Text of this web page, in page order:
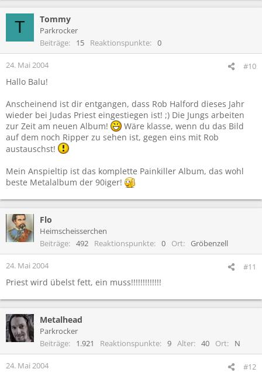
T Tommy
Parkrocker
Beiträge
15 Reaktionspunkte 0
24. Mai 2004 #10
Hallo Balu!
Anscheinend ist dir entgangen, dass Rob Halford dieses Jahr
wieder bei Judas Priest eingestiegen ist! ;) Die Jungs arbeiten
zur Zeit am neuen Album!
Wäre klasse, wenn du das Bild
auf dem noch Ripper zu sehen ist, gegen eins mit Rob
austauschst!
Mein Anspieltip ist das komplette Painkiller Album, das wohl
beste Metalalbum der 90iger!
Flo
Heimscheisserchen
Beiträge
492 Reaktionspunkte 0 Ort Gröbenzell
24. Mai 2004 #11
Priest wird übelst fett, ein muss!!!!!!!!!!!!!
Metalhead
Parkrocker
Beiträge
1.921 Reaktionspunkte 9 Alter 40 Ort N
24. Mai 2004 #12